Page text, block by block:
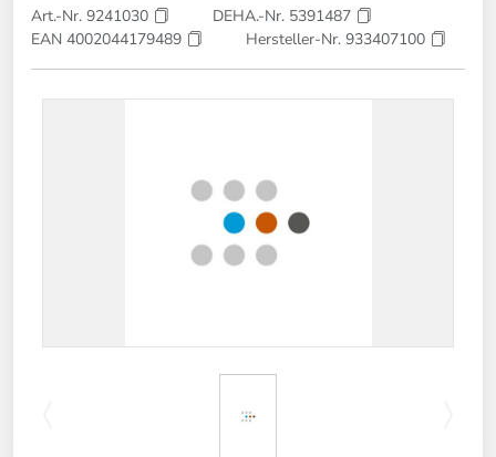
Art.-Nr. 9241030
DEHA.-Nr. 5391487
EAN 4002044179489
Hersteller-Nr. 933407100